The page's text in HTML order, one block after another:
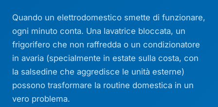
Quando un elettrodomestico smette di funzionare,
ogni minuto conta. Una lavatrice bloccata, un
frigorifero che non raffredda o un condizionatore
in avaria (specialmente in estate sulla costa, con
la salsedine che aggredisce le unità esterne)
possono trasformare la routine domestica in un
vero problema.